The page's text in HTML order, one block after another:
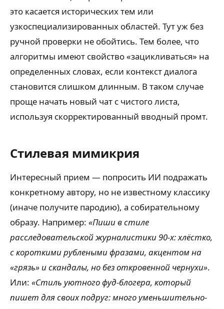
это касается исторических тем или
узкоспециализированных областей. Тут уж без
ручной проверки не обойтись. Тем более, что
алгоритмы имеют свойство «зацикливаться» на
определенных словах, если контекст диалога
становится слишком длинным. В таком случае
проще начать новый чат с чистого листа,
используя скорректированный вводный промт.
Стилевая мимикрия
Интересный прием — попросить ИИ подражать
конкретному автору, но не известному классику
(иначе получите пародию), а собирательному
образу. Например: «Пиши в стиле
расследовательской журналистики 90-х: хлёстко,
с короткими рублеными фразами, акцентом на
«грязь» и скандалы, но без откровенной чернухи».
Или: «Стиль уютного фуд-блогера, который
пишет для своих подруг: много уменьшительно-